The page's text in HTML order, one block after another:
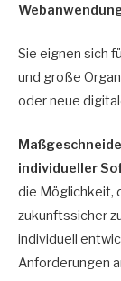
Sie eignen sich
und große
oder neue
individueller
die Möglichkeit,
zukunftssicher
individuell
Anforderungen